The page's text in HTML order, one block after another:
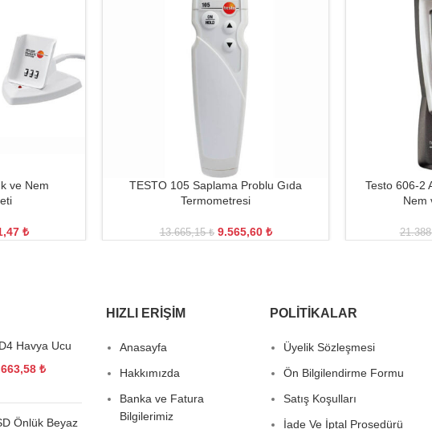
ve Nem
₺
TESTO 105 Saplama Problu Gıda
Termometresi
13.665,15₺ 9.565,60 ₺
Testo 606-2
Nem
Havya Ucu
₺
Önlük Beyaz
HIZLI ERIŞIM
Anasayfa
Hakkımızda
Banka ve Fatura
Bilgilerimiz
POLITIKALAR
Üyelik Sözleşmesi
Ön Bilgilendirme Formu
Satış Koşulları
İade Ve İptal Prosedürü